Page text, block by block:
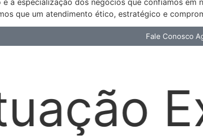
que um atendimento ético, estratégico e
Fale Conosco